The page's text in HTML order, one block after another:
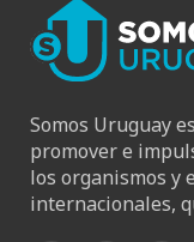
Somos Uruguay
promover e
los organismos y
internacionales,